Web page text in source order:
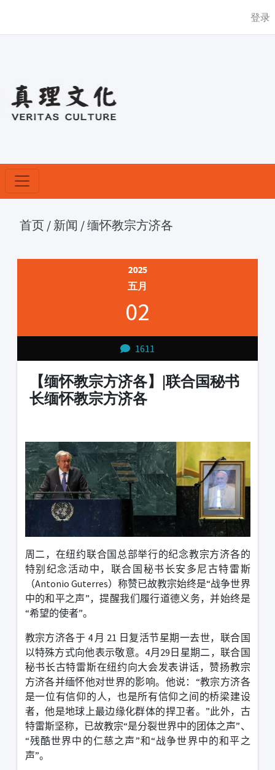
登录
首页 / 新闻 /缅怀教宗方济各
2025
五月
02
1611
【缅怀教宗方济各】|联合国秘书
长缅怀教宗方济各
周二，在纽约联合国总部举行的纪念教宗方济各的
特别纪念活动中，联合国秘书长安多尼古特雷斯
（Antonio Guterres）称赞已故教宗始终是“战争世界
中的和平之声”，提醒我们履行道德义务，并始终是
“希望的使者”。
教宗方济各于 4 月 21 日复活节星期一去世，联合国
以特殊方式向他表示敬意。 4月 29 日星期二，联合国
秘书长古特雷斯在纽约向大会发表讲话，赞扬教宗
方济各并缅怀他对世界的影响。他说： “教宗方济各
是一位有信仰的人，也是所有信仰之间的桥梁建设
者，他是地球上最边缘化群体的捍卫者。”此外，古
特雷斯坚称，已故教宗“是分裂世界中的团体之声”、
“残酷世界中的仁慈之声”和“战争世界中的和平之
声”。